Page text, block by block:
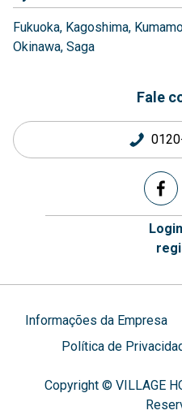
Fukuoka Kagoshima
Okinawa Saga
Fale
Informações da Empresa
Política de
Copyright © VILLAGE